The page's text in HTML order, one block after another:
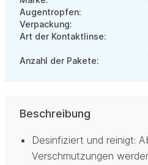
Augentropfen:
Verpackung:
Art der Kontaktlinse:
Anzahl der Pakete:
Beschreibung
Desinfiziert und reinigt:
Verschmutzungen